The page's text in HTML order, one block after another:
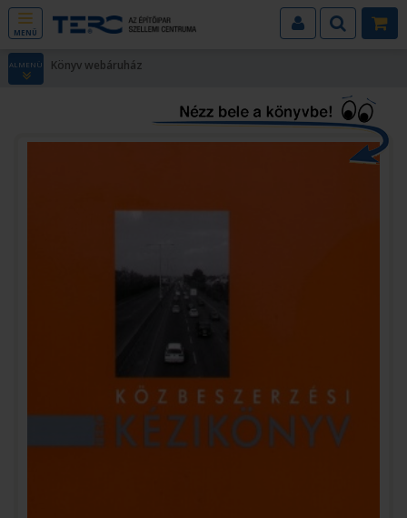
MENÜ
ALMENÜ Könyv webáruház